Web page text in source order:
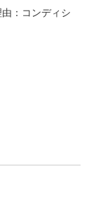
：コンディシ